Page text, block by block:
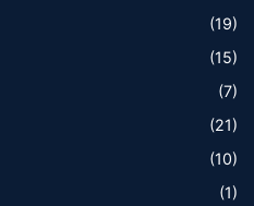
(19)
(15)
(7)
(21)
(10)
(1)